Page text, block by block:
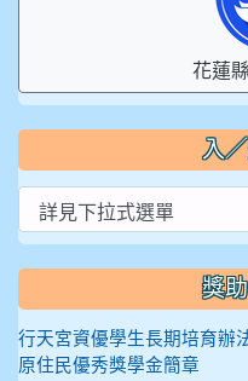
花蓮
入
獎
行天宮資優學生長期培育辦
原住民優秀獎學金簡章